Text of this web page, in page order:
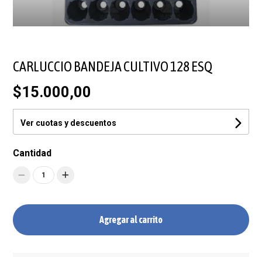
CARLUCCIO BANDEJA CULTIVO 128 ESQ
$15.000,00
Ver cuotas y descuentos
Cantidad
1
Agregar al carrito